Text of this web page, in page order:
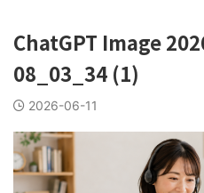
ChatGPT Image
08_03_34 (1)
2026-06-11